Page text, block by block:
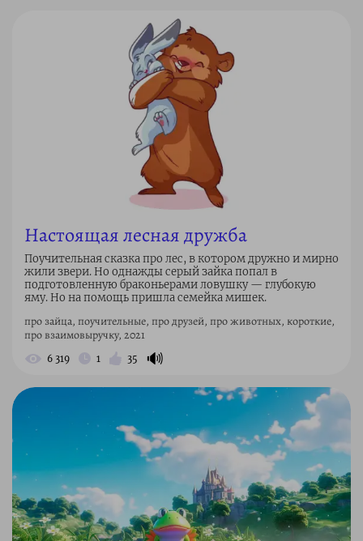
Настоящая лесная дружба
Поучительная сказка про лес, в котором дружно и мирно
жили звери. Но однажды серый зайка попал в
подготовленную браконьерами ловушку — глубокую
яму. Но на помощь пришла семейка мишек.
про зайца, поучительные, про друзей, про животных, короткие,
про взаимовыручку, 2021
6 319 1 35 🔊